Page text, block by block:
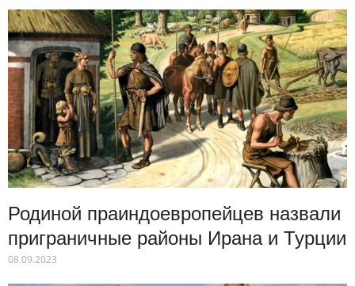
Родиной праиндоевропейцев назвали
приграничные районы Ирана и Турции
08.09.2023